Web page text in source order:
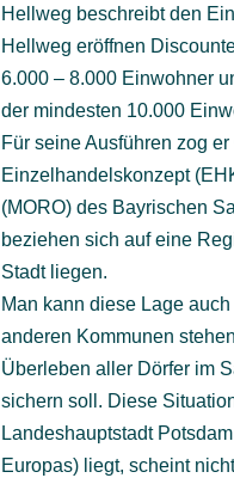
Hellweg beschreibt den
Hellweg eröffnen
6.000 – 8.000 Einwohner
der mindesten 10.000
Für seine Ausführen zog
Einzelhandelskonzept
(MORO) des Bayrischen
beziehen sich auf eine
Stadt liegen.
Man kann diese Lage
anderen Kommunen
Überleben aller Dörfer im
sichern soll. Diese
Landeshauptstadt
Europas) liegt, scheint